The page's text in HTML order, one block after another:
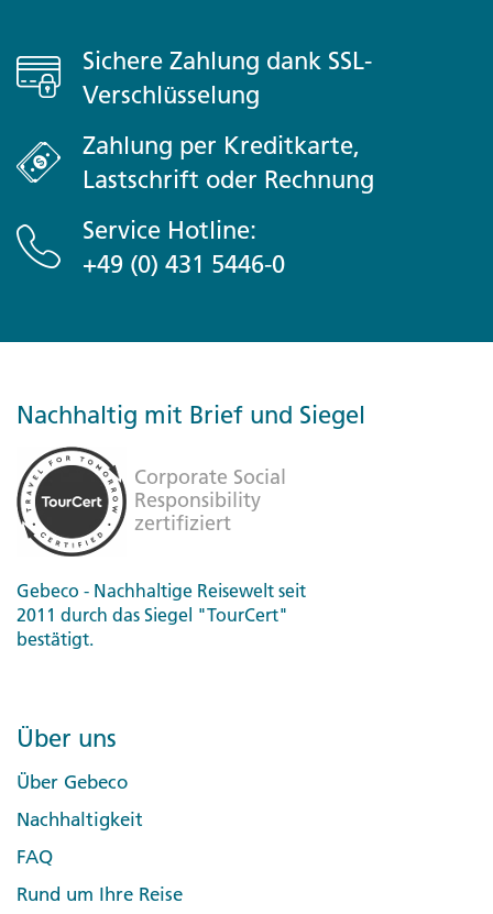
Sichere Zahlung dank SSL-
Verschlüsselung
Zahlung per Kreditkarte,
Lastschrift oder Rechnung
Service Hotline:
+49 (0) 431 5446-0
Nachhaltig mit Brief und Siegel
Gebeco - Nachhaltige Reisewelt seit
2011 durch das Siegel "TourCert"
bestätigt.
Über uns
Über Gebeco
Nachhaltigkeit
FAQ
Rund um Ihre Reise